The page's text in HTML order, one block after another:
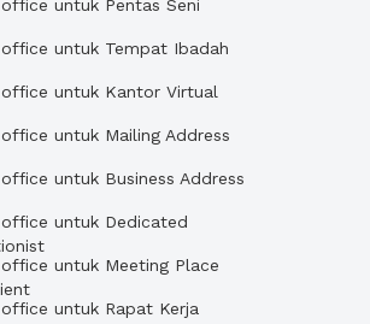
untuk Pentas Seni
untuk Tempat Ibadah
untuk Kantor Virtual
untuk Mailing Address
untuk Business Address
untuk Dedicated
untuk Meeting Place
untuk Rapat Kerja